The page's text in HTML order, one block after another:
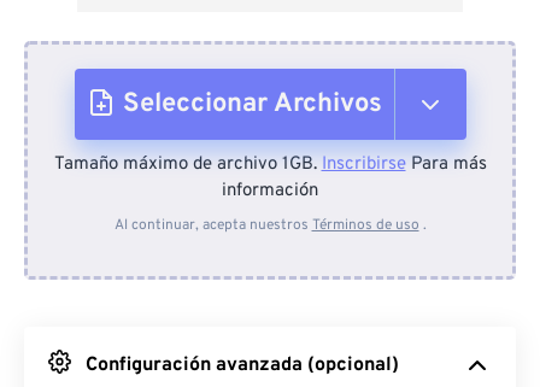
Seleccionar Archivos
Desde el dispositivo
Desde Google Drive
Tamaño máximo de archivo 1GB.InscribirsePara más
información
Al continuar, acepta nuestros Términos de uso .
Configuración avanzada (opcional)